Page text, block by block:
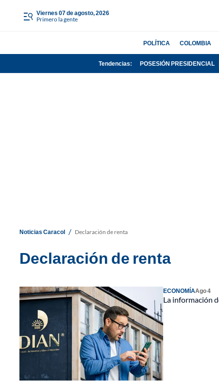
viernes 07 de agosto, 2026
Primero la gente
POLÍTICA COLOMBIA
Tendencias: POSESIÓN PRESIDENCIAL
Noticias Caracol / Declaración de renta
Declaración de renta
ECONOMÍAAgo 4
La información